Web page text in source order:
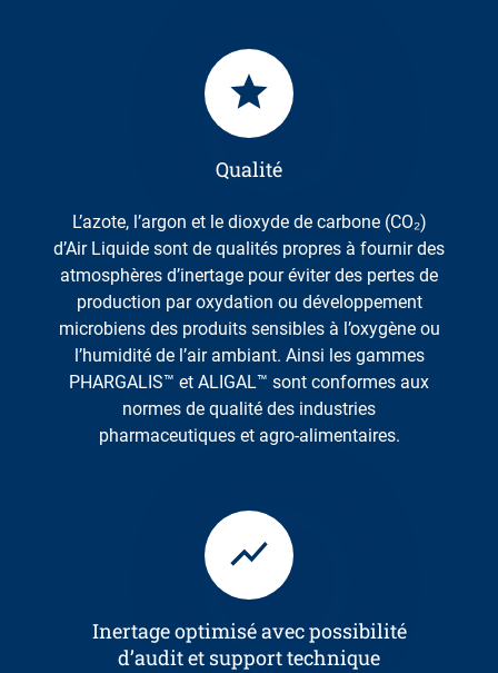
Qualité
L’azote, l’argon et le dioxyde de carbone (CO₂)
d’Air Liquide sont de qualités propres à fournir des
atmosphères d’inertage pour éviter des pertes de
production par oxydation ou développement
microbiens des produits sensibles à l’oxygène ou
l’humidité de l’air ambiant. Ainsi les gammes
PHARGALIS™ et ALIGAL™ sont conformes aux
normes de qualité des industries
pharmaceutiques et agro-alimentaires.
Inertage optimisé avec possibilité
d’audit et support technique